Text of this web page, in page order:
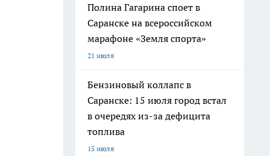
Полина Гагарина споет в
Саранске на всероссийском
марафоне «Земля спорта»
21 июля
Бензиновый коллапс в
Саранске: 15 июля город встал
в очередях из-за дефицита
топлива
15 июля